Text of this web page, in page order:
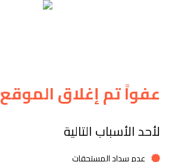
عفواً تم إغلاق الموقع
لأحد الأسباب التالية
عدم سداد المستحقات